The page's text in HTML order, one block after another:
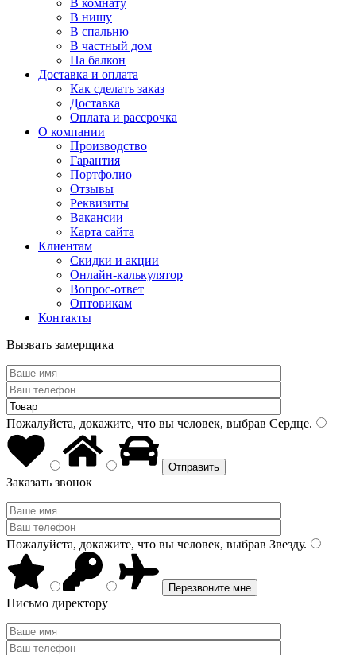
В комнату
В нишу
В спальню
В частный дом
На балкон
Доставка и оплата
Как сделать заказ
Доставка
Оплата и рассрочка
О компании
Производство
Гарантия
Портфолио
Отзывы
Реквизиты
Вакансии
Карта сайта
Клиентам
Скидки и акции
Онлайн-калькулятор
Вопрос-ответ
Оптовикам
Контакты
Вызвать замерщика
Пожалуйста, докажите, что вы человек, выбрав Сердце.
Заказать звонок
Пожалуйста, докажите, что вы человек, выбрав Звезду.
Письмо директору